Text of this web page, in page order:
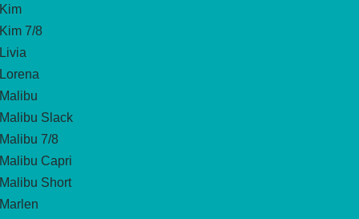
Kim
Kim 7/8
Livia
Lorena
Malibu
Malibu Slack
Malibu 7/8
Malibu Capri
Malibu Short
Marlen